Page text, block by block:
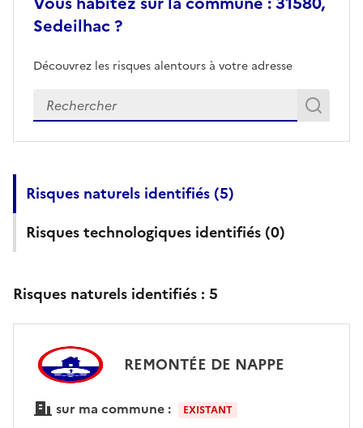
Sedeilhac ?
Découvrez les risques alentours à votre adresse
Veuillez renseigner votre adresse exacte
Risques naturels identifiés (5)
Risques technologiques identifiés (0)
Risques naturels identifiés : 5
REMONTÉE DE NAPPE
sur ma commune : EXISTANT